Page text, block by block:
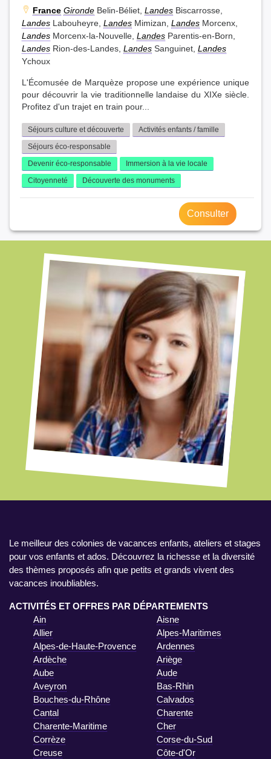
France Gironde Belin-Béliet, Landes Biscarrosse,
Landes Labouheyre, Landes Mimizan, Landes Morcenx,
Landes Morcenx-la-Nouvelle, Landes Parentis-en-Born,
Landes Rion-des-Landes, Landes Sanguinet, Landes
Ychoux
L'Écomusée de Marquèze propose une expérience unique
pour découvrir la vie traditionnelle landaise du XIXe siècle.
Profitez d'un trajet en train pour...
Séjours culture et découverte
Activités enfants / famille
Séjours éco-responsable
Devenir éco-responsable
Immersion à la vie locale
Citoyenneté
Découverte des monuments
Consulter
Le meilleur des colonies de vacances enfants, ateliers et stages
pour vos enfants et ados. Découvrez la richesse et la diversité
des thèmes proposés afin que petits et grands vivent des
vacances inoubliables.
ACTIVITÉS ET OFFRES PAR DÉPARTEMENTS
Ain
Aisne
Allier
Alpes-Maritimes
Alpes-de-Haute-Provence
Ardennes
Ardèche
Ariège
Aube
Aude
Aveyron
Bas-Rhin
Bouches-du-Rhône
Calvados
Cantal
Charente
Charente-Maritime
Cher
Corrèze
Corse-du-Sud
Creuse
Côte-d'Or